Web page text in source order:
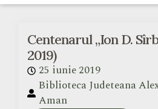
Centenarul „Ion D.
2019)
25 iunie 2019
Biblioteca Judeteana
Aman